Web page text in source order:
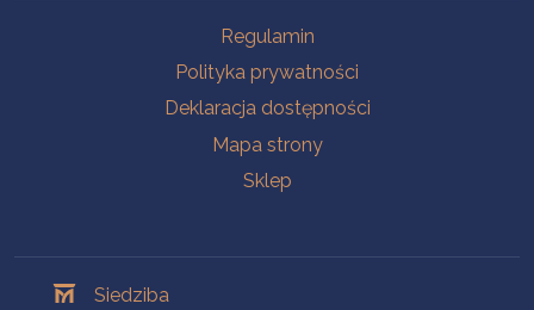
Regulamin
Polityka prywatności
Deklaracja dostępności
Mapa strony
Sklep
Siedziba